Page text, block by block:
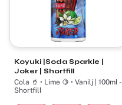
Koyuki |Soda Sparkle |
Joker | Shortfill
Cola 🥤 • Lime 🍋 • Vanilj | 100ml -
Shortfill